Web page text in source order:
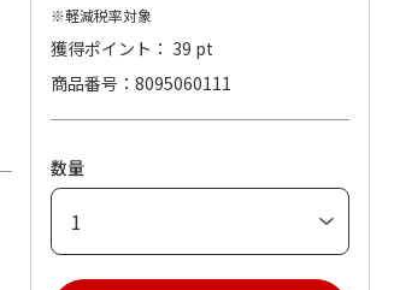
※軽減税率対象
獲得ポイント： 39 pt
商品番号
8095060111
数量